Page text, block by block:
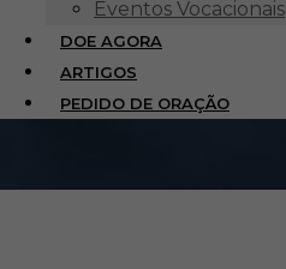
Eventos Vocacionais
DOE AGORA
ARTIGOS
PEDIDO DE ORAÇÃO